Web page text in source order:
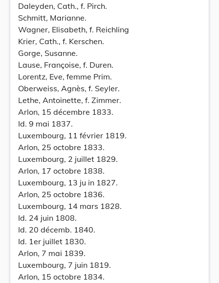
Daleyden, Cath., f. Pirch.
Schmitt, Marianne.
Wagner, Elisabeth, f. Reichling
Krier, Cath., f. Kerschen.
Gorge, Susanne.
Lause, Françoise, f. Duren.
Lorentz, Eve, femme Prim.
Oberweiss, Agnès, f. Seyler.
Lethe, Antoinette, f. Zimmer.
Arlon, 15 décembre 1833.
Id. 9 mai 1837.
Luxembourg, 11 février 1819.
Arlon, 25 octobre 1833.
Luxembourg, 2 juillet 1829.
Arlon, 17 octobre 1838.
Luxembourg, 13 ju in 1827.
Arlon, 25 octobre 1836.
Luxembourg, 14 mars 1828.
Id. 24 juin 1808.
Id. 20 décemb. 1840.
Id. 1er juillet 1830.
Arlon, 7 mai 1839.
Luxembourg, 7 juin 1819.
Arlon, 15 octobre 1834.